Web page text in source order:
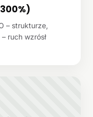
– strukturze,
ruch wzrósł